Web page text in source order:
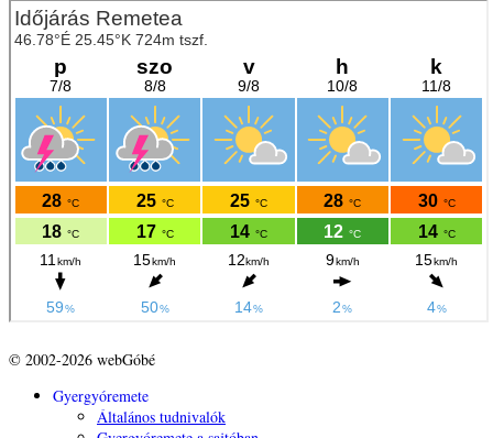
© 2002-2026 webGóbé
Gyergyóremete
Általános tudnivalók